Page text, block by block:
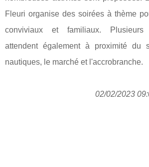
Fleuri organise des soirées à thème
conviviaux et familiaux.
attendent également à proximité du
nautiques, le marché et l'accrobranche.
02/02/2023